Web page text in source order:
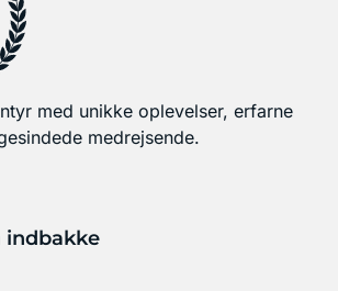
med unikke oplevelser, erfarne
medrejsende.
indbakke